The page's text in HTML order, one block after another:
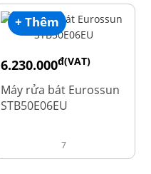
+ Thêm
6.230.000đ(VAT)
7.790.000
Máy rửa bát Eurossun
STB50E06EU
7